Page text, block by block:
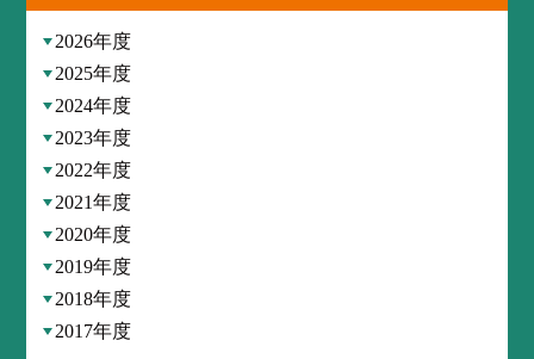
2026年度
2025年度
2024年度
2023年度
2022年度
2021年度
2020年度
2019年度
2018年度
2017年度